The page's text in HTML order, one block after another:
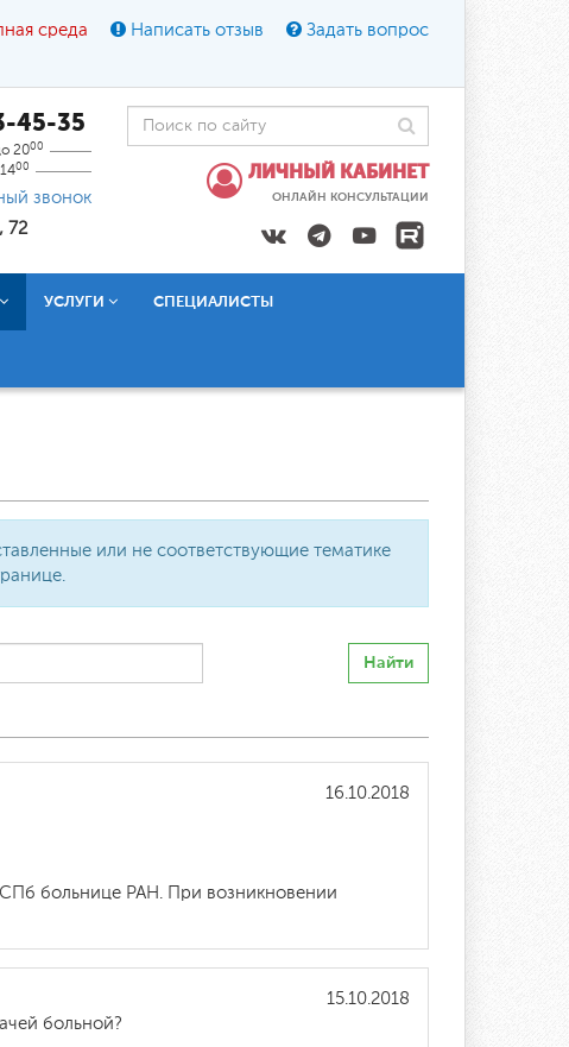
среда Написать отзыв Задать вопрос
45-35
2000
00
звонок
72
ЛИЧНЫЙ КАБИНЕТ
ОНЛАЙН КОНСУЛЬТАЦИИ
УСЛУГИ СПЕЦИАЛИСТЫ
или не соответствующие тематике
Найти
16.10.2018
больнице РАН. При возникновении
15.10.2018
больной?